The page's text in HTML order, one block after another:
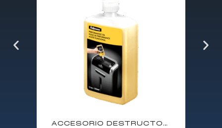
ACCESORIO DESTRUCTORAS BOTE ACEITE PARA CUCHILLAS FELLOWES / 120ml / P/N: 35250